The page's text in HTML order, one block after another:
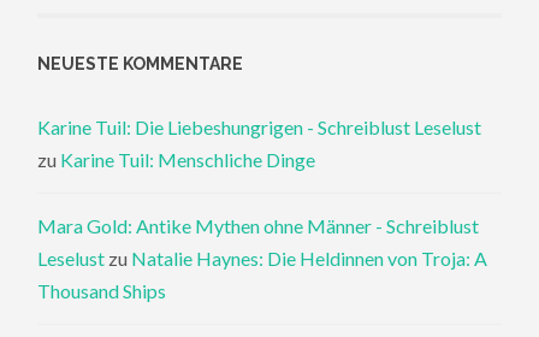
NEUESTE KOMMENTARE
Karine Tuil: Die Liebeshungrigen - Schreiblust Leselust
zu Karine Tuil: Menschliche Dinge
Mara Gold: Antike Mythen ohne Männer - Schreiblust
Leselust zu Natalie Haynes: Die Heldinnen von Troja: A
Thousand Ships